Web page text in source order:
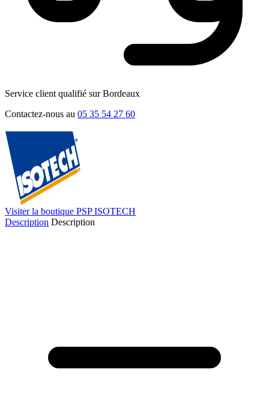
Service client qualifié sur Bordeaux
Contactez-nous au 05 35 54 27 60
Visiter la boutique PSP ISOTECH
Description Description